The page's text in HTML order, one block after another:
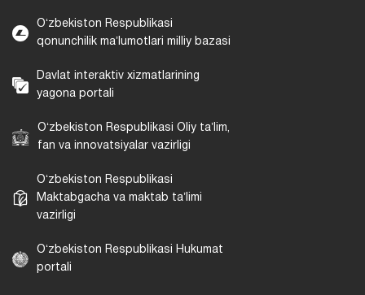
Oʻzbekiston Respublikasi
qonunchilik maʼlumotlari milliy bazasi
Davlat interaktiv xizmatlarining
yagona portali
Oʻzbekiston Respublikasi Oliy taʼlim,
fan va innovatsiyalar vazirligi
Oʻzbekiston Respublikasi
Maktabgacha va maktab taʼlimi
vazirligi
Oʻzbekiston Respublikasi Hukumat
portali